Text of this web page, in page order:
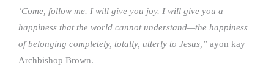
‘Come, follow me. I will give you joy. I will give you a
happiness that the world cannot understand—the happiness
of belonging completely, totally, utterly to Jesus,” ayon kay
Archbishop Brown.